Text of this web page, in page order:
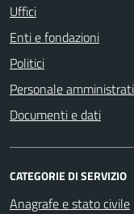
Uffici
Enti e fondazioni
Politici
Personale
Documenti e dati
CATEGORIE DI SERVIZIO
Anagrafe e stato civile